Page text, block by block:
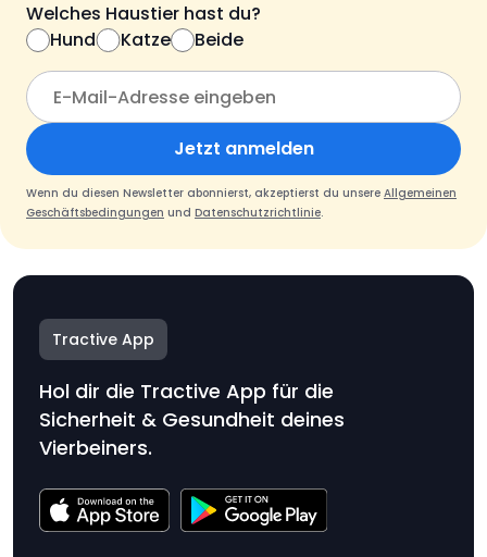
Welches Haustier hast du?
Hund
Katze Beide
Jetzt anmelden
Wenn du diesen Newsletter abonnierst, akzeptierst du unsere Allgemeinen
Geschäftsbedingungen und Datenschutzrichtlinie.
Tractive App
Hol dir die Tractive App für die
Sicherheit & Gesundheit deines
Vierbeiners.